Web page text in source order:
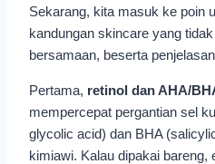
Sekarang, kita masuk ke poin
kandungan skincare yang
bersamaan, beserta
Pertama, retinol dan AHA/
mempercepat pergantian sel
glycolic acid) dan BHA
kimiawi. Kalau dipakai bareng,